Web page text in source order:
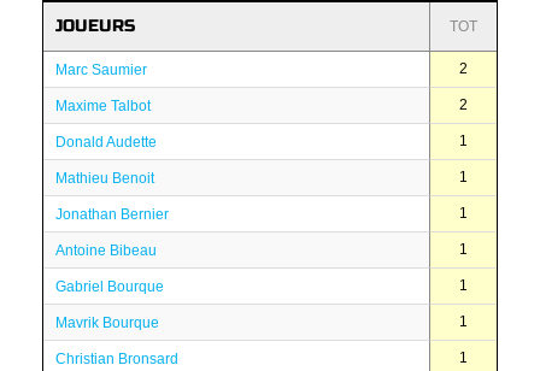
JOUEURS TOT
Marc Saumier 2
Maxime Talbot 2
Donald Audette 1
Mathieu Benoit 1
Jonathan Bernier 1
Antoine Bibeau 1
Gabriel Bourque 1
Mavrik Bourque 1
Christian Bronsard 1